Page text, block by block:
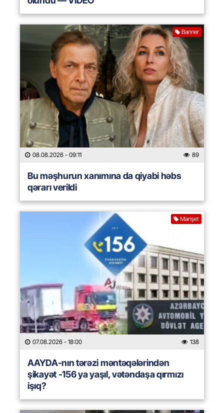
Banner
08.08.2026 - 09:11 89
Bu məşhurun xanımına da qiyabi həbs
qərarı verildi
Manşet
07.08.2026 - 18:00 138
AAYDA-nın tərəzi məntəqələrindən
şikayət -156 ya yaşıl, vətəndaşa qırmızı
işıq?